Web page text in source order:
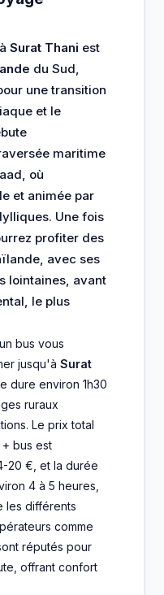
à Surat Thani est
du Sud,
une transition
et le
maritime
où
et animée par
Une fois
profiter des
avec ses
lointaines, avant
le plus
bus vous
jusqu'à Surat
dure environ 1h30
ruraux
Le prix total
bus est
20 €, et la durée
4 à 5 heures,
les différents
comme
réputés pour
offrant confort